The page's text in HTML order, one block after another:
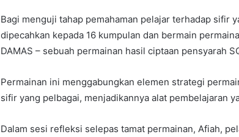
Bagi menguji tahap pemahaman pelajar terhadap sifir
dipecahkan kepada 16 kumpulan dan bermain
DAMAS – sebuah permainan hasil ciptaan pensyarah
Permainan ini menggabungkan elemen strategi
sifir yang pelbagai, menjadikannya alat pembelajaran
Dalam sesi refleksi selepas tamat permainan, Afiah,